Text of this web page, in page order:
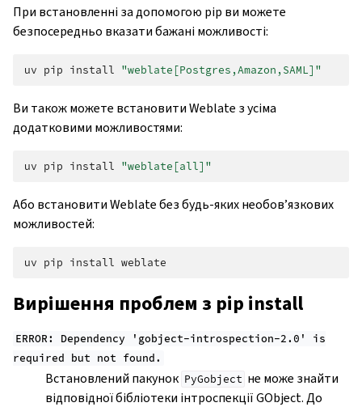
При встановленні за допомогою pip ви можете
безпосередньо вказати бажані можливості:
uv pip install "weblate[Postgres,Amazon,SAML]"
Ви також можете встановити Weblate з усіма
додатковими можливостями:
uv pip install "weblate[all]"
Або встановити Weblate без будь-яких необов’язкових
можливостей:
uv pip install
Вирішення проблем з pip install
ERROR: Dependency 'gobject-introspection-2.0'
is
required but not found.
Встановлений пакунок PyGobject не може знайти
відповідної бібліотеки інтроспекції GObject. До